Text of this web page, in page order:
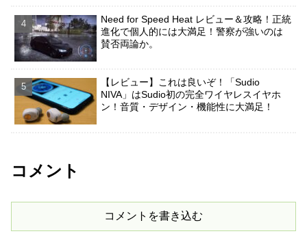
Need for Speed Heat レビュー＆攻略！正統
進化で個人的には大満足！警察が強いのは
賛否両論か。
【レビュー】これは良いぞ！「Sudio
NIVA」はSudio初の完全ワイヤレスイヤホ
ン！音質・デザイン・機能性に大満足！
コメント
コメントを書き込む